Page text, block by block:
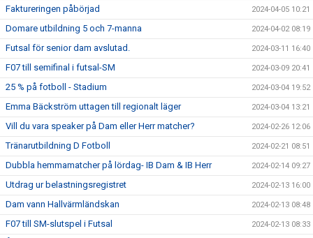
Faktureringen påbörjad 2024-04-05 10:21
Domare utbildning 5 och 7-manna 2024-04-02 08:19
Futsal för senior dam avslutad. 2024-03-11 16:40
F07 till semifinal i futsal-SM 2024-03-09 20:41
25 % på fotboll - Stadium 2024-03-04 19:52
Emma Bäckström uttagen till regionalt läger 2024-03-04 13:21
Vill du vara speaker på Dam eller Herr matcher? 2024-02-26 12:06
Tränarutbildning D Fotboll 2024-02-21 08:51
Dubbla hemmamatcher på lördag- IB Dam & IB Herr 2024-02-14 09:27
Utdrag ur belastningsregistret 2024-02-13 16:00
Dam vann Hallvärmländskan 2024-02-13 08:48
F07 till SM-slutspel i Futsal 2024-02-13 08:33